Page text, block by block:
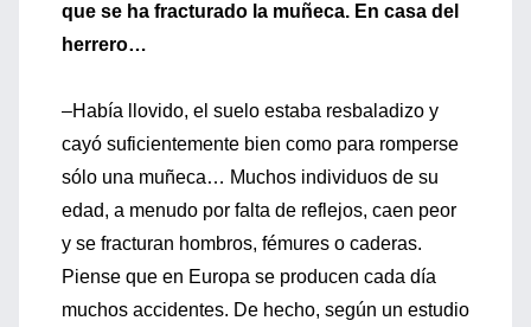
que se ha fracturado la muñeca. En casa del
herrero…
–Había llovido, el suelo estaba resbaladizo y
cayó suficientemente bien como para romperse
sólo una muñeca… Muchos individuos de su
edad, a menudo por falta de reflejos, caen peor
y se fracturan hombros, fémures o caderas.
Piense que en Europa se producen cada día
muchos accidentes. De hecho, según un estudio